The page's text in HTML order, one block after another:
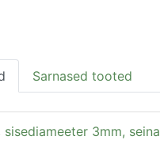
Sarnased tooted
sisediameeter 3mm,